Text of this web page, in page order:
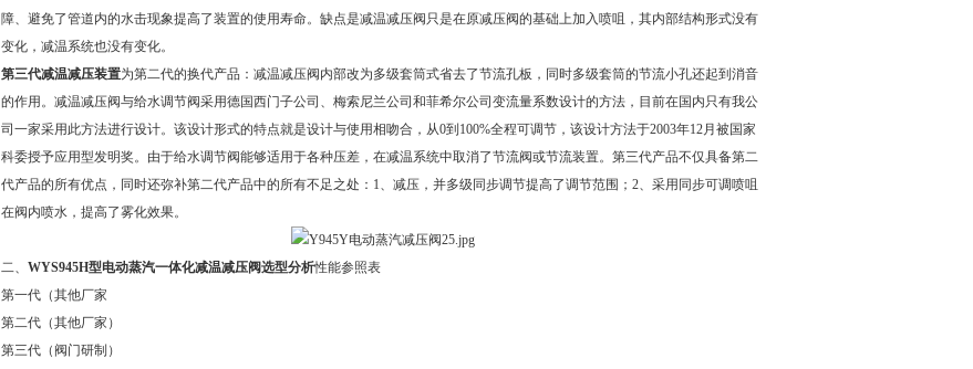
障、避免了管道内的水击现象提高了装置的使用寿命。缺点是减温减压阀只是在原减压阀的基础上加入喷咀，其内部结构形式没有
变化，减温系统也没有变化。
第三代减温减压装置为第二代的换代产品：减温减压阀内部改为多级套筒式省去了节流孔板，同时多级套筒的节流小孔还起到消音
的作用。减温减压阀与给水调节阀采用德国西门子公司、梅索尼兰公司和菲希尔公司变流量系数设计的方法，目前在国内只有我公
司一家采用此方法进行设计。该设计形式的特点就是设计与使用相吻合，从0到100%全程可调节，该设计方法于2003年12月被国家
科委授予应用型发明奖。由于给水调节阀能够适用于各种压差，在减温系统中取消了节流阀或节流装置。第三代产品不仅具备第二
代产品的所有优点，同时还弥补第二代产品中的所有不足之处：1、减压，并多级同步调节提高了调节范围；2、采用同步可调喷咀
在阀内喷水，提高了雾化效果。
二、 WYS945H型电动蒸汽一体化减温减压阀选型分析性能参照表
第一代（其他厂家
第二代（其他厂家）
第三代（阀门研制）